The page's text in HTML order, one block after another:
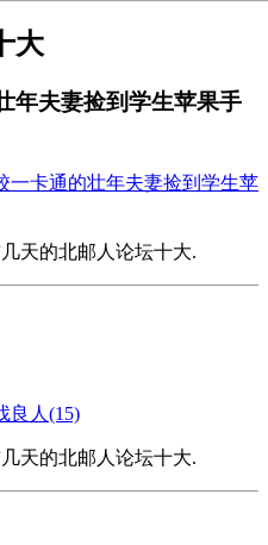
大
年夫妻捡到学生苹果手
一卡通的壮年夫妻捡到学生苹
天的北邮人论坛十大.
良人(15)
天的北邮人论坛十大.